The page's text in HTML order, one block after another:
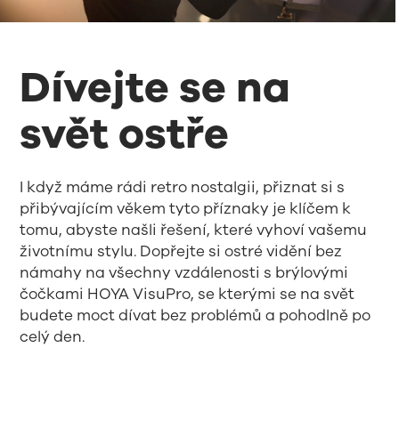
Dívejte se na
svět ostře
I když máme rádi retro nostalgii, přiznat si s
přibývajícím věkem tyto příznaky je klíčem k
tomu, abyste našli řešení, které vyhoví vašemu
životnímu stylu. Dopřejte si ostré vidění bez
námahy na všechny vzdálenosti s brýlovými
čočkami HOYA VisuPro, se kterými se na svět
budete moct dívat bez problémů a pohodlně po
celý den.